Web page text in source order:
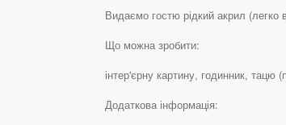
Видаємо гостю рідкий акрил (легко
Що можна зробити:
інтер'єрну картину, годинник, тацю
Додаткова інформація: